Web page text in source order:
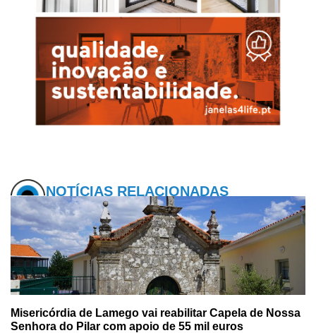
NOTÍCIAS RELACIONADAS
Misericórdia de Lamego vai reabilitar Capela de Nossa
Senhora do Pilar com apoio de 55 mil euros